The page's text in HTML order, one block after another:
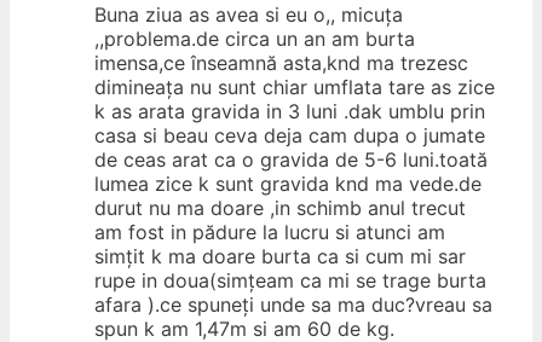
Buna ziua as avea si eu o,, micuța
,,problema.de circa un an am burta
imensa,ce înseamnă asta,knd ma trezesc
dimineața nu sunt chiar umflata tare as zice
k as arata gravida in 3 luni .dak umblu prin
casa si beau ceva deja cam dupa o jumate
de ceas arat ca o gravida de 5-6 luni.toată
lumea zice k sunt gravida knd ma vede.de
durut nu ma doare ,in schimb anul trecut
am fost in pădure la lucru si atunci am
simțit k ma doare burta ca si cum mi sar
rupe in doua(simțeam ca mi se trage burta
afara ).ce spuneți unde sa ma duc?vreau sa
spun k am 1,47m si am 60 de kg.